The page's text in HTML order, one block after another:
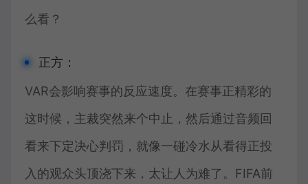
么看？
正方：
VAR会影响赛事的反应速度。在赛事正精彩的
这时候，主裁突然来个中止，然后通过音频回
看来下定决心判罚，就像一碰冷水从看得正投
入的观众头顶浇下来，太让人为难了。FIFA前